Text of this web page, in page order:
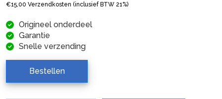
€15,00 Verzendkosten (inclusief BTW 21%)
Origineel onderdeel
Garantie
Snelle verzending
Bestellen